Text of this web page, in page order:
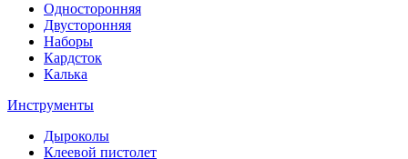
Односторонняя
Двусторонняя
Наборы
Кардсток
Калька
Инструменты
Дыроколы
Клеевой пистолет